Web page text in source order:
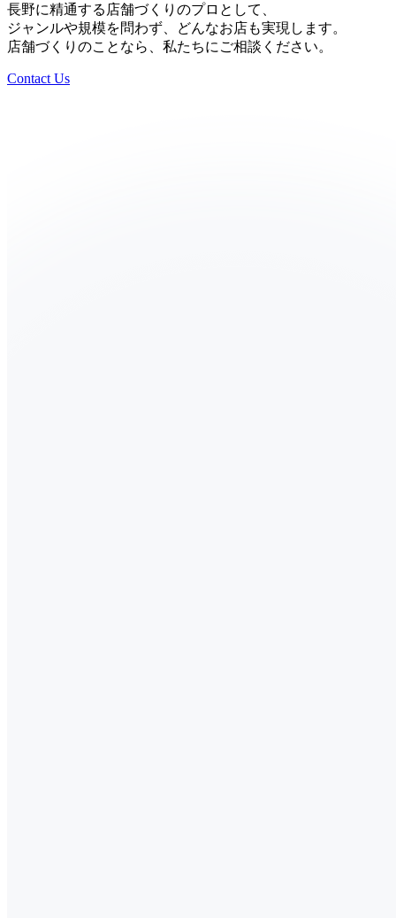
長野に精通する店舗づくりのプロとして、
ジャンルや規模を問わず、どんなお店も実現します。
店舗づくりのことなら、私たちにご相談ください。
Contact Us